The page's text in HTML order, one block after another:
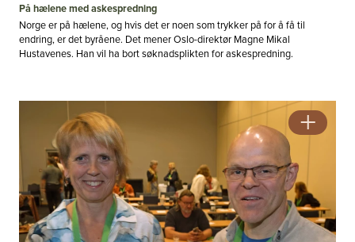
På hælene med askespredning
Norge er på hælene, og hvis det er noen som trykker på for å få til
endring, er det byråene. Det mener Oslo-direktør Magne Mikal
Hustavenes. Han vil ha bort søknadsplikten for askespredning.